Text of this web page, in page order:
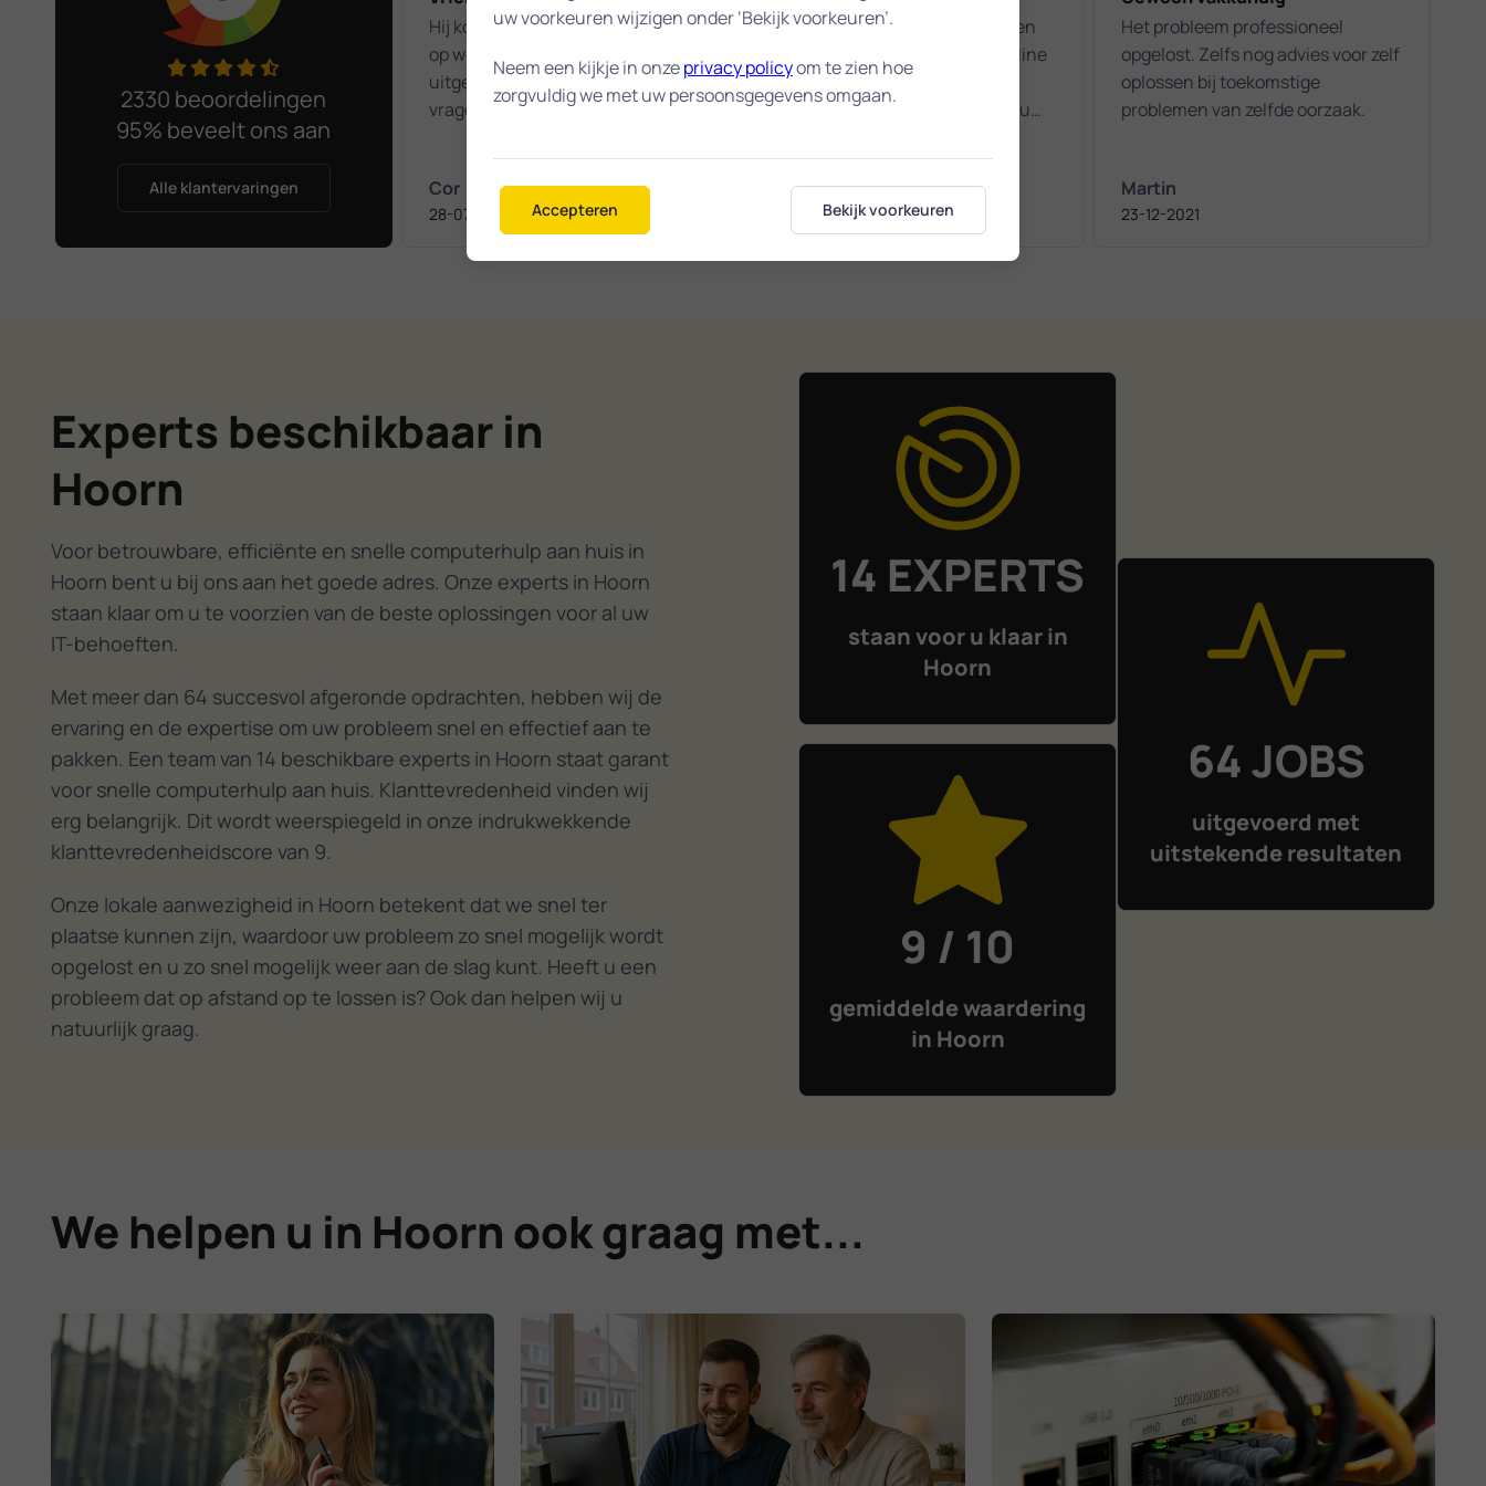
2330 beoordelingen
95% beveelt ons aan
Alle klantervaringen
Hij komt vriendelijk over. Hij gaat in
op wensen die ik had. Er wordt
uitgelegd wat hij gaat doen. Als je
vragen hebt dan gaat hij daar op in.
kennismaking.
Cor
28-07-2026
Hele fijne hulp van Hans, die een
combinatie maakte van powerline
en wifi voor ons huis met veel
kamers en betonnen muren. Nu
prima internet!
Rosa
29-08-2025
Het probleem professioneel
opgelost. Zelfs nog advies voor zelf
oplossen bij toekomstige
problemen van zelfde oorzaak.
Martin
23-12-2021
Experts beschikbaar in
Hoorn
Voor betrouwbare, efficiënte en snelle computerhulp aan huis in
Hoorn bent u bij ons aan het goede adres. Onze experts in Hoorn
staan klaar om u te voorzien van de beste oplossingen voor al uw
IT-behoeften.
Met meer dan 64 succesvol afgeronde opdrachten, hebben wij de
ervaring en de expertise om uw probleem snel en effectief aan te
pakken. Een team van 14 beschikbare experts in Hoorn staat garant
voor snelle computerhulp aan huis. Klanttevredenheid vinden wij
erg belangrijk. Dit wordt weerspiegeld in onze indrukwekkende
klanttevredenheidscore van 9.
Onze lokale aanwezigheid in Hoorn betekent dat we snel ter
plaatse kunnen zijn, waardoor uw probleem zo snel mogelijk wordt
opgelost en u zo snel mogelijk weer aan de slag kunt. Heeft u een
probleem dat op afstand op te lossen is? Ook dan helpen wij u
natuurlijk graag.
14 EXPERTS
staan voor u klaar in
Hoorn
9 / 10
gemiddelde waardering
in Hoorn
64 JOBS
uitgevoerd met
uitstekende resultaten
We helpen u in Hoorn ook graag met...
uw voorkeuren wijzigen onder ‘Bekijk voorkeuren’.
Neem een kijkje in onzeprivacy policyom te zien hoe
zorgvuldig we met uw persoonsgegevens omgaan.
Accepteren Bekijk voorkeuren